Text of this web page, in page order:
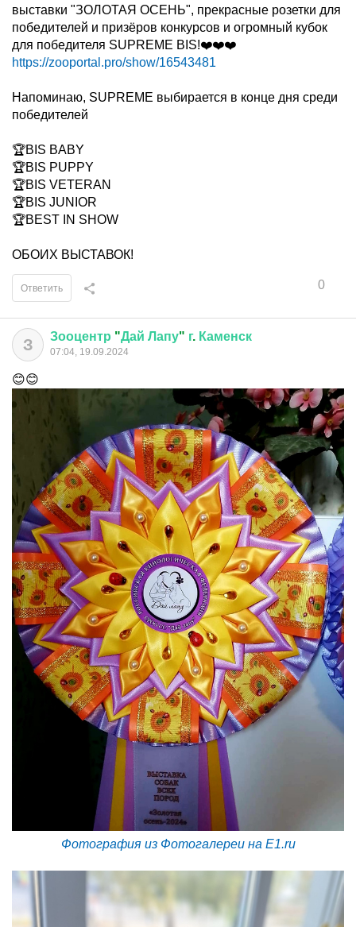
выставки "ЗОЛОТАЯ ОСЕНЬ", прекрасные розетки для
победителей и призёров конкурсов и огромный кубок
для победителя SUPREME BIS!❤️❤️❤️
https://zooportal.pro/show/16543481
Напоминаю, SUPREME выбирается в конце дня среди
победителей
🏆BIS BABY
🏆BIS PUPPY
🏆BIS VETERAN
🏆BIS JUNIOR
🏆BEST IN SHOW
ОБОИХ ВЫСТАВОК!
0
Ответить
З Зооцентр "Дай Лапу" г. Каменск
07:04, 19.09.2024
😊😊
Фотография из Фотогалереи на E1.ru